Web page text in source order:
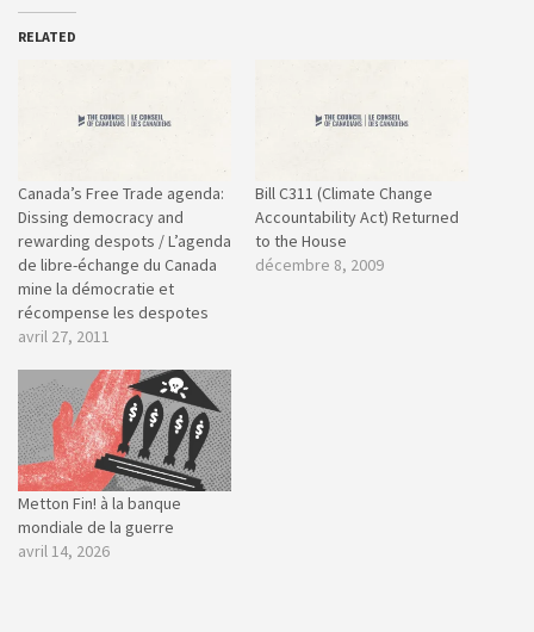
RELATED
Canada’s Free Trade agenda:
Dissing democracy and
rewarding despots / L’agenda
de libre-échange du Canada
mine la démocratie et
récompense les despotes
avril 27, 2011
Bill C311 (Climate Change
Accountability Act) Returned
to the House
décembre 8, 2009
Metton Fin! à la banque
mondiale de la guerre
avril 14, 2026